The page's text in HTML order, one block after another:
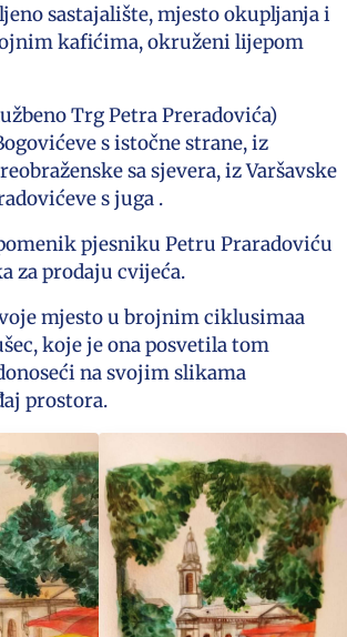
sastajalište, mjesto okupljanja i
kafićima, okruženi lijepom
Trg Petra Preradovića)
s istočne strane, iz
sa sjevera, iz Varšavske
s juga .
pjesniku Petru Praradoviću
za prodaju cvijeća.
mjesto u brojnim ciklusimaa
koje je ona posvetila tom
na svojim slikama
prostora.